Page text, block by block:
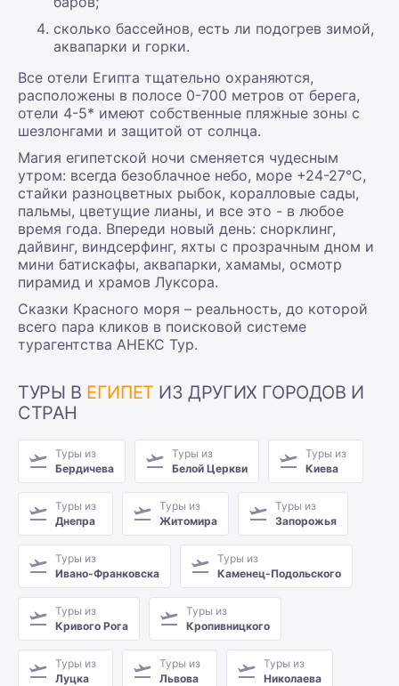
сколько бассейнов, есть ли подогрев зимой,
аквапарки и горки.
Все отели Египта тщательно охраняются,
расположены в полосе 0-700 метров от берега,
отели 4-5* имеют собственные пляжные зоны с
шезлонгами и защитой от солнца.
Магия египетской ночи сменяется чудесным
утром: всегда безоблачное небо, море +24-27°С,
стайки разноцветных рыбок, коралловые сады,
пальмы, цветущие лианы, и все это - в любое
время года. Впереди новый день: снорклинг,
дайвинг, виндсерфинг, яхты с прозрачным дном и
мини батискафы, аквапарки, хамамы, осмотр
пирамид и храмов Луксора.
Сказки Красного моря – реальность, до которой
всего пара кликов в поисковой системе
турагентства АНЕКС Тур.
ТУРЫ В ЕГИПЕТ ИЗ ДРУГИХ ГОРОДОВ И
СТРАН
Туры из
Бердичева
Туры из
Белой Церкви
Туры из
Киева
Туры из
Днепра
Туры из
Житомира
Туры из
Запорожья
Туры из
Ивано-Франковска
Туры из
Каменец-Подольского
Туры из
Кривого Рога
Туры из
Кропивницкого
Туры из
Луцка
Туры из
Львова
Туры из
Николаева